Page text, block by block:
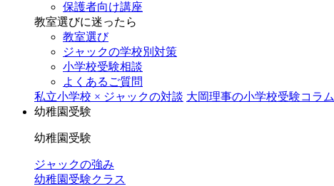
保護者向け講座
教室選びに迷ったら
教室選び
ジャックの学校別対策
小学校受験相談
よくあるご質問
私立小学校 × ジャックの対談 大岡理事の小学校受験コラム
幼稚園受験
幼稚園受験
ジャックの強み
幼稚園受験クラス